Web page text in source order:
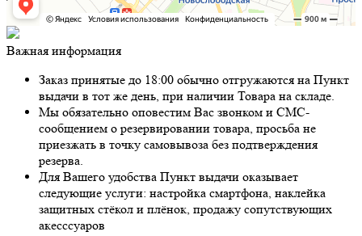
Важная информация
Заказ принятые до 18:00 обычно отгружаются на Пункт
выдачи в тот же день, при наличии Товара на складе.
Мы обязательно оповестим Вас звонком и СМС-
сообщением о резервировании товара, просьба не
приезжать в точку самовывоза без подтверждения
резерва.
Для Вашего удобства Пункт выдачи оказывает
следующие услуги: настройка смартфона, наклейка
защитных стёкол и плёнок, продажу сопутствующих
акесссуаров